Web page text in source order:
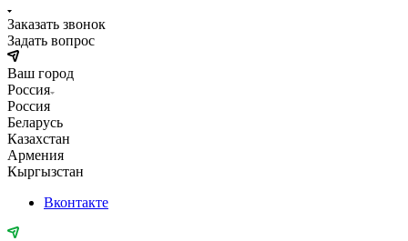
Заказать звонок
Задать вопрос
Ваш город
Россия
Россия
Беларусь
Казахстан
Армения
Кыргызстан
Вконтакте